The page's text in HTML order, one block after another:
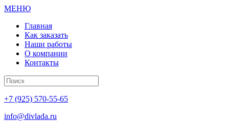
МЕНЮ
Главная
Как заказать
Наши работы
О компании
Контакты
+7 (925) 570-55-65
info@divlada.ru